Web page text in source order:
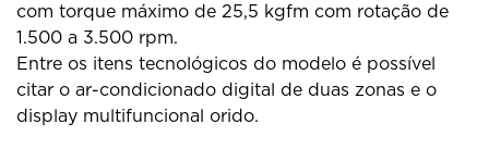
com torque máximo de 25,5 kgfm com rotação de
1.500 a 3.500 rpm.
Entre os itens tecnológicos do modelo é possível
citar o ar-condicionado digital de duas zonas e o
display multifuncional orido.